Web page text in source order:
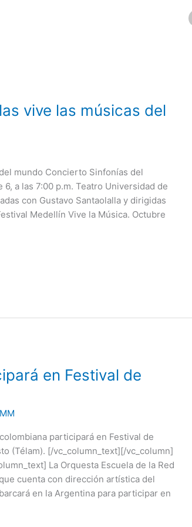
vive las músicas del
mundo Concierto Sinfonías del
a las 7:00 p.m. Teatro Universidad de
con Gustavo Santaolalla y dirigidas
Medellín Vive la Música. Octubre
en Festival de
participará en Festival de
(Télam). [/vc_column_text][/vc_column]
La Orquesta Escuela de la Red
cuenta con dirección artística del
en la Argentina para participar en